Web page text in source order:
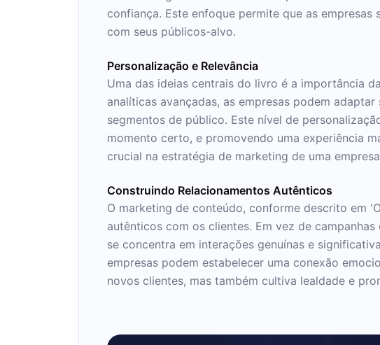
confiança. Este enfoque permite que as
com seus públicos-alvo.
Personalização e Relevância
Uma das ideias centrais do livro é a importância
analíticas avançadas, as empresas podem
segmentos de público. Este nível de
momento certo, e promovendo uma experiência
crucial na estratégia de marketing de uma
Construindo Relacionamentos Autênticos
O marketing de conteúdo, conforme descrito em
autênticos com os clientes. Em vez de
se concentra em interações genuínas e
empresas podem estabelecer uma conexão
novos clientes, mas também cultiva lealdade e